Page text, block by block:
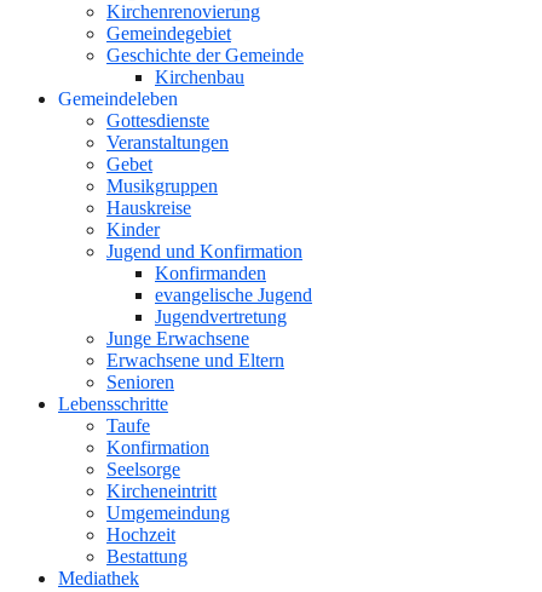
Kirchenrenovierung
Gemeindegebiet
Geschichte der Gemeinde
Kirchenbau
Gemeindeleben
Gottesdienste
Veranstaltungen
Gebet
Musikgruppen
Hauskreise
Kinder
Jugend und Konfirmation
Konfirmanden
evangelische Jugend
Jugendvertretung
Junge Erwachsene
Erwachsene und Eltern
Senioren
Lebensschritte
Taufe
Konfirmation
Seelsorge
Kircheneintritt
Umgemeindung
Hochzeit
Bestattung
Mediathek